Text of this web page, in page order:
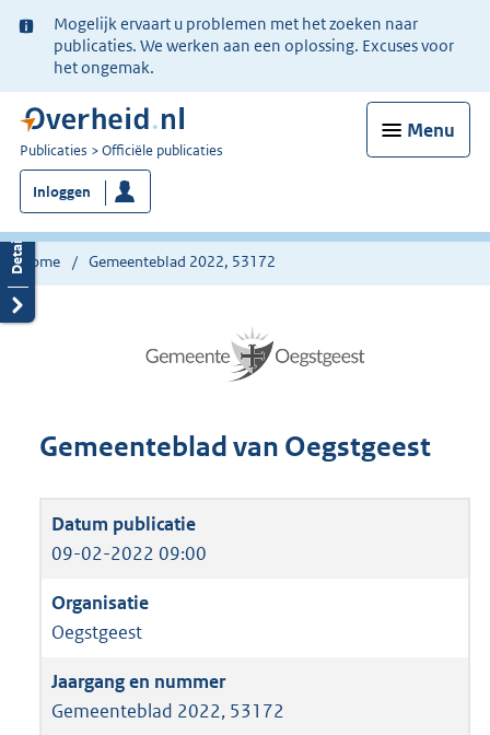
Ter
informatie:
Mogelijk ervaart u problemen met het zoeken naar
publicaties. We werken aan een oplossing. Excuses voor
het ongemak.
Menu
U
bent
nu
hier:
Publicaties Officiële publicaties
Inloggen
Home Gemeenteblad 2022, 53172
Gemeenteblad van Oegstgeest
09-02-2022 09:00
Oegstgeest
Gemeenteblad 2022, 53172